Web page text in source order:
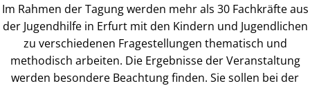
Im Rahmen der Tagung werden mehr als 30 Fachkräfte aus
der Jugendhilfe in Erfurt mit den Kindern und Jugendlichen
zu verschiedenen Fragestellungen thematisch und
methodisch arbeiten. Die Ergebnisse der Veranstaltung
werden besondere Beachtung finden. Sie sollen bei der